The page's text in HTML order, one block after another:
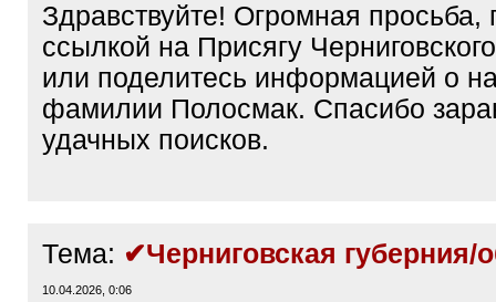
Здравствуйте! Огромная просьба,
ссылкой на Присягу
или поделитесь информацией о
фамилии Полосмак. Спасибо
удачных поисков.
Тема: ✔Черниговская губерния/
10.04.2026, 0:06